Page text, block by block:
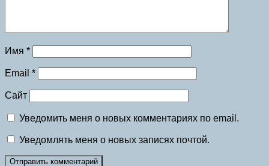
Имя *
Email *
Сайт
Уведомить меня о новых комментариях по email.
Уведомлять меня о новых записях почтой.